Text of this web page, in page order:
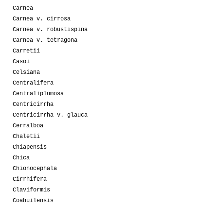
Carnea
Carnea v. cirrosa
Carnea v. robustispina
Carnea v. tetragona
Carretii
Casoi
Celsiana
Centralifera
Centraliplumosa
Centricirrha
Centricirrha v. glauca
Cerralboa
Chaletii
Chiapensis
Chica
Chionocephala
Cirrhifera
Claviformis
Coahuilensis